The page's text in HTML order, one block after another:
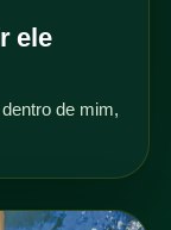
ele
de mim,